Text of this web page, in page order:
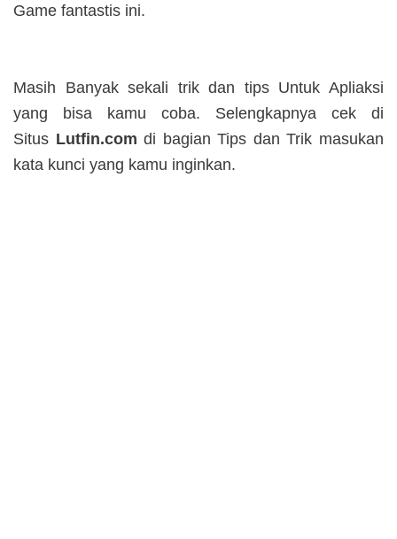
Game fantastis ini.
Masih Banyak sekali trik dan tips Untuk Apliaksi
yang bisa kamu coba. Selengkapnya cek di
Situs Lutfin.com di bagian Tips dan Trik masukan
kata kunci yang kamu inginkan.